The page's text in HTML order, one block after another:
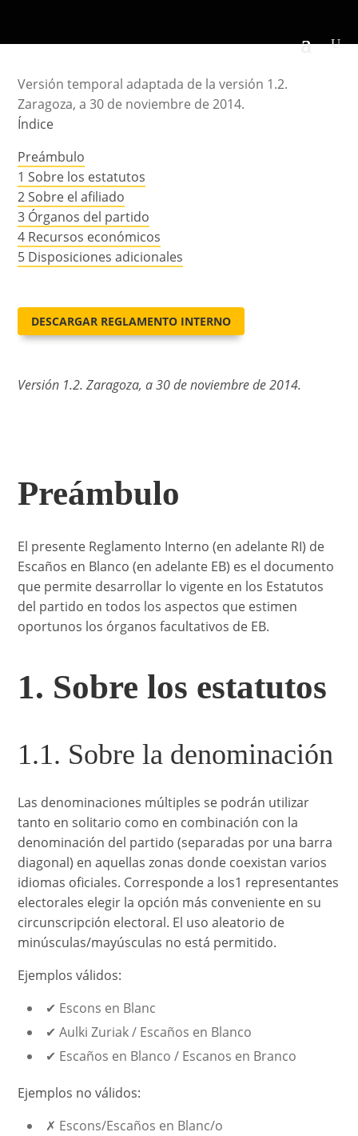
Versión temporal adaptada de la versión 1.2.
Zaragoza, a 30 de noviembre de 2014.
Índice
Preámbulo
1 Sobre los estatutos
2 Sobre el afiliado
3 Órganos del partido
4 Recursos económicos
5 Disposiciones adicionales
DESCARGAR REGLAMENTO INTERNO
Versión 1.2. Zaragoza, a 30 de noviembre de 2014.
Preámbulo
El presente Reglamento Interno (en adelante RI) de
Escaños en Blanco (en adelante EB) es el documento
que permite desarrollar lo vigente en los Estatutos
del partido en todos los aspectos que estimen
oportunos los órganos facultativos de EB.
1. Sobre los estatutos
1.1. Sobre la denominación
Las denominaciones múltiples se podrán utilizar
tanto en solitario como en combinación con la
denominación del partido (separadas por una barra
diagonal) en aquellas zonas donde coexistan varios
idiomas oficiales. Corresponde a los1 representantes
electorales elegir la opción más conveniente en su
circunscripción electoral. El uso aleatorio de
minúsculas/mayúsculas no está permitido.
Ejemplos válidos:
✔ Escons en Blanc
✔ Aulki Zuriak / Escaños en Blanco
✔ Escaños en Blanco / Escanos en Branco
Ejemplos no válidos:
✗ Escons/Escaños en Blanc/o